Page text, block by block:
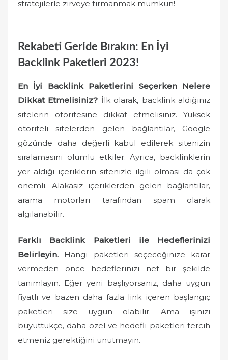
stratejilerle zirveye tırmanmak mümkün!
Rekabeti Geride Bırakın: En İyi
Backlink Paketleri 2023!
En İyi Backlink Paketlerini Seçerken Nelere
Dikkat Etmelisiniz? İlk olarak, backlink aldığınız
sitelerin otoritesine dikkat etmelisiniz. Yüksek
otoriteli sitelerden gelen bağlantılar, Google
gözünde daha değerli kabul edilerek sitenizin
sıralamasını olumlu etkiler. Ayrıca, backlinklerin
yer aldığı içeriklerin sitenizle ilgili olması da çok
önemli. Alakasız içeriklerden gelen bağlantılar,
arama motorları tarafından spam olarak
algılanabilir.
Farklı Backlink Paketleri ile Hedeflerinizi
Belirleyin. Hangi paketleri seçeceğinize karar
vermeden önce hedeflerinizi net bir şekilde
tanımlayın. Eğer yeni başlıyorsanız, daha uygun
fiyatlı ve bazen daha fazla link içeren başlangıç
paketleri size uygun olabilir. Ama işinizi
büyüttükçe, daha özel ve hedefli paketleri tercih
etmeniz gerektiğini unutmayın.